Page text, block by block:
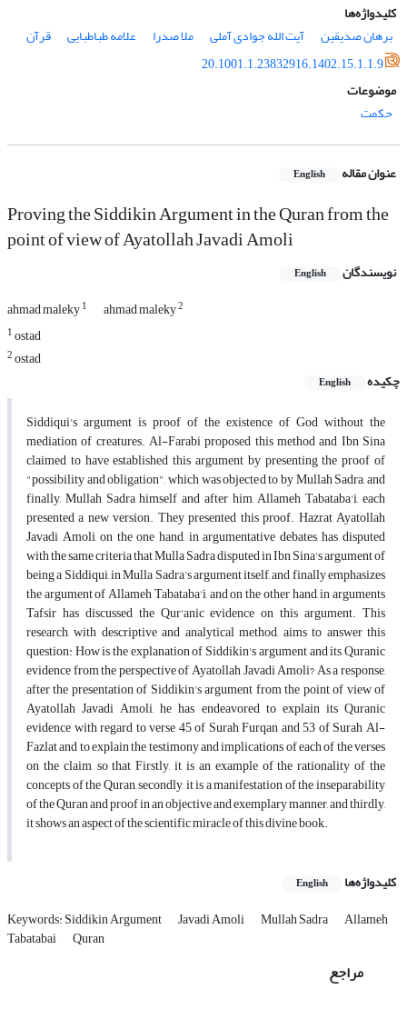
کلیدواژه‌ها
برهان صدیقین
آیت الله جوادی آملی ملا صدرا علامه طباطبایی
قرآن
20.1001.1.23832916.1402.15.1.1.9
موضوعات
حکمت
عنوان مقاله English
Proving the Siddikin Argument in the Quran from the
point of view of Ayatollah Javadi Amoli
نویسندگان English
ahmad maleky1 ahmad maleky2
1ostad
2ostad
چکیده
English
Siddiqui's argument is proof of the existence of God without the
mediation of creatures. Al-Farabi proposed this method and Ibn Sina
claimed to have established this argument by presenting the proof of
"possibility and obligation", which was objected to by Mullah Sadra, and
finally, Mullah Sadra himself and after him, Allameh Tabataba'i, each
presented a new version. They presented this proof. Hazrat Ayatollah
Javadi Amoli, on the one hand, in argumentative debates, has disputed
with the same criteria that Mulla Sadra disputed in Ibn Sina's argument of
being a Siddiqui, in Mulla Sadra's argument itself, and finally emphasizes
the argument of Allameh Tabataba'i, and on the other hand, in arguments
Tafsir has discussed the Qur'anic evidence on this argument. This
research, with descriptive and analytical method, aims to answer this
question: How is the explanation of Siddikin's argument and its Quranic
evidence from the perspective of Ayatollah Javadi Amoli? As a response,
after the presentation of Siddikin's argument from the point of view of
Ayatollah Javadi Amoli, he has endeavored to explain its Quranic
evidence with regard to verse 45 of Surah Furqan and 53 of Surah Al-
Fazlat and to explain the testimony and implications of each of the verses
on the claim, so that Firstly, it is an example of the rationality of the
concepts of the Quran, secondly, it is a manifestation of the inseparability
of the Quran and proof in an objective and exemplary manner, and thirdly,
it shows an aspect of the scientific miracle of this divine book.
کلیدواژه‌ها English
Keywords: Siddikin Argument Javadi Amoli Mullah Sadra Allameh
Tabatabai Quran
مراجع